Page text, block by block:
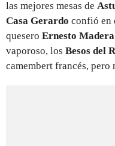
las mejores mesas de
Casa Gerardo confió en
quesero Ernesto Madera
vaporoso, los Besos del
camembert francés, pero